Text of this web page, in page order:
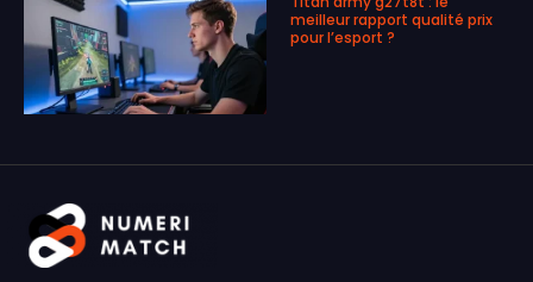
meilleur rapport qualité prix
pour l’esport ?